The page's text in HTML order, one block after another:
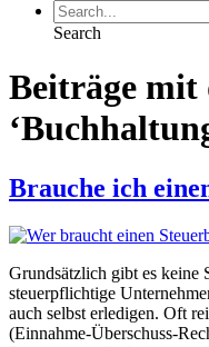
Search
Beiträge mit
Brauche ich
Grundsätzlich gibt es keine
steuerpflichtige
auch selbst erledigen. Oft
(Einnahme-Überschuss-